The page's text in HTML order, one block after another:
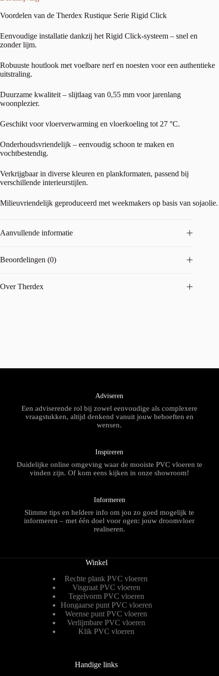
Voordelen van de Therdex Rustique Serie Rigid Click
Eenvoudige installatie dankzij het Rigid Click-systeem – snel en
zonder lijm.
Robuuste houtlook met voelbare nerf en noesten voor een authentieke
uitstraling.
Duurzame kwaliteit – slijtlaag van 0,55 mm voor jarenlang
woonplezier.
Geschikt voor vloerverwarming en vloerkoeling tot 27 °C.
Onderhoudsvriendelijk – eenvoudig schoon te maken en
vochtbestendig.
Verkrijgbaar in diverse kleuren en plankformaten, passend bij
verschillende interieurstijlen.
Milieuvriendelijk geproduceerd met weekmakers op basis van sojaolie.
Aanvullende informatie
Beoordelingen (0)
Over Therdex
Adviseren
Een adviserende rol bij zowel eenvoudige als complexere
vraagstukken, altijd denkend vanuit jouw behoeften en
wensen.
Inspireren
Duidelijke online omgeving waar de mooiste PVC vloeren te
vinden zijn. Of kom eens kijken in onze showroom!
Informeren
Slimme tips en heldere info om jou zo goed mogelijk te
informeren – met één doel voor ogen: jouw droomvloer
realiseren.
Winkel
Rechte plank PVC vloeren
Visgraat PVC vloeren
Tegelvorm PVC vloeren
Hongaarse punt PVC vloeren
Weense punt PVC vloeren
Verlijmbare PVC vloeren
Klik PVC vloeren
Handige links